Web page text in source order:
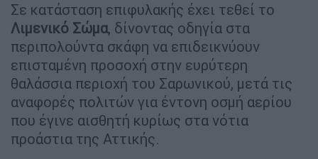
Σε κατάσταση επιφυλακής έχει τεθεί το
Λιμενικό Σώμα, δίνοντας οδηγία στα
περιπολούντα σκάφη να επιδεικνύουν
επισταμένη προσοχή στην ευρύτερη
θαλάσσια περιοχή του Σαρωνικού, μετά τις
αναφορές πολιτών για έντονη οσμή αερίου
που έγινε αισθητή κυρίως στα νότια
προάστια της Αττικής.